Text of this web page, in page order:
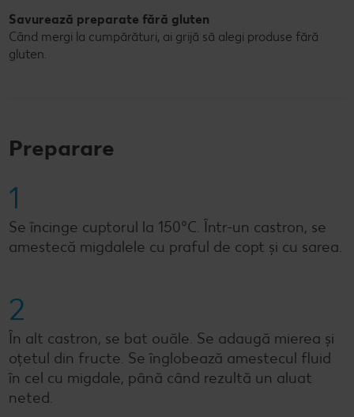
Savurează preparate fără gluten
Când mergi la cumpărături, ai grijă să alegi produse fără
gluten.
Preparare
1
Se încinge cuptorul la 150°C. Într-un castron, se
amestecă migdalele cu praful de copt și cu sarea.
2
În alt castron, se bat ouăle. Se adaugă mierea și
oțetul din fructe. Se înglobează amestecul fluid
în cel cu migdale, până când rezultă un aluat
neted.